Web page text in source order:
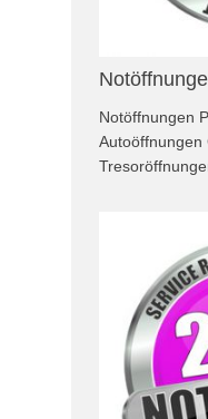
Notöffnungen
Autoöffnungen